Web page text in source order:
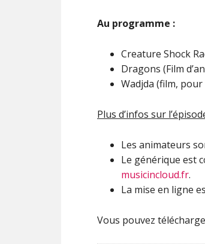
Au programme :
Creature Shock
Dragons (Film
Wadjda (film, pour
Plus d’infos sur
Les animateurs
Le générique est
musicincloud.fr.
La mise en ligne
Vous pouvez